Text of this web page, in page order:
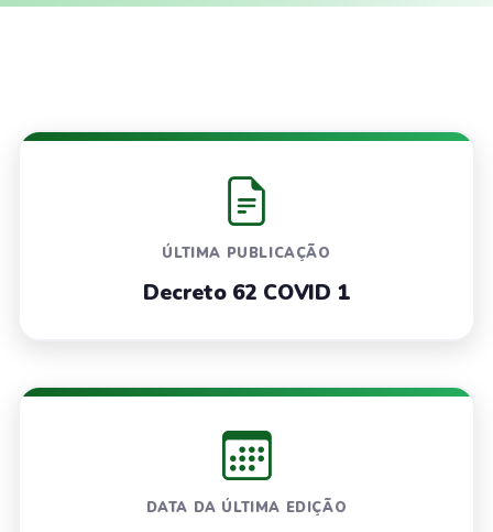
ÚLTIMA PUBLICAÇÃO
Decreto 62 COVID 1
DATA DA ÚLTIMA EDIÇÃO